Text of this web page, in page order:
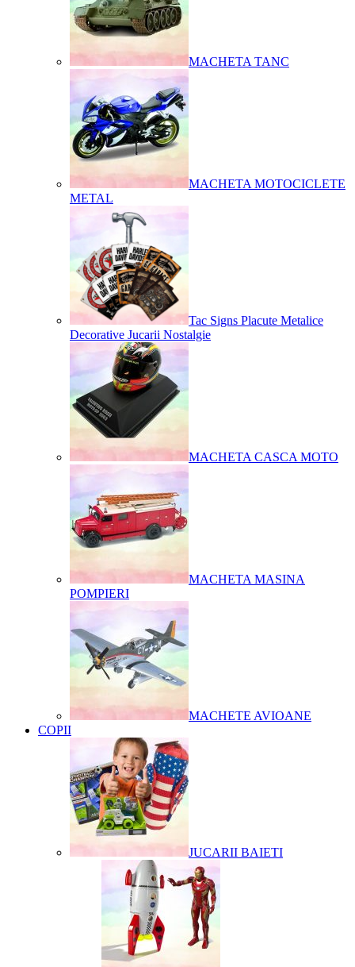
MACHETA TANC
MACHETA MOTOCICLETE
METAL
Tac Signs Placute Metalice
Decorative Jucarii Nostalgie
MACHETA CASCA MOTO
MACHETA MASINA
POMPIERI
MACHETE AVIOANE
COPII
JUCARII BAIETI